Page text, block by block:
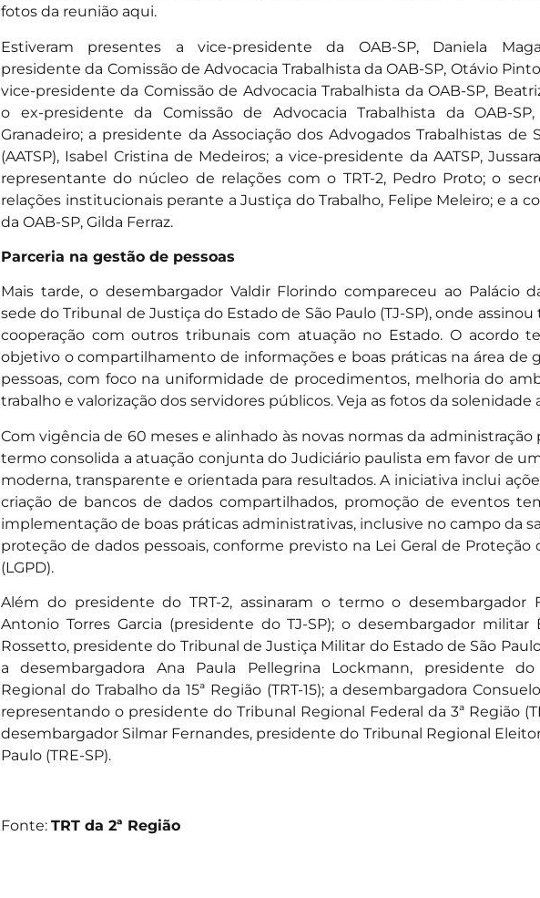
fotos da reunião aqui.
Estiveram presentes a vice-presidente da OAB-SP, Daniela
presidente da Comissão de Advocacia Trabalhista da OAB-SP, Otávio Pinto
vice-presidente da Comissão de Advocacia Trabalhista da OAB-SP,
o ex-presidente da Comissão de Advocacia Trabalhista da OAB-SP,
Granadeiro; a presidente da Associação dos Advogados Trabalhistas de
(AATSP), Isabel Cristina de Medeiros; a vice-presidente da AATSP,
representante do núcleo de relações com o TRT-2, Pedro Proto; o
relações institucionais perante a Justiça do Trabalho, Felipe Meleiro; e a
da OAB-SP, Gilda Ferraz.
Parceria na gestão de pessoas
Mais tarde, o desembargador Valdir Florindo compareceu ao Palácio
sede do Tribunal de Justiça do Estado de São Paulo (TJ-SP), onde
cooperação com outros tribunais com atuação no Estado. O acordo
objetivo o compartilhamento de informações e boas práticas na área de
pessoas, com foco na uniformidade de procedimentos, melhoria do
trabalho e valorização dos servidores públicos. Veja as fotos da solenidade
Com vigência de 60 meses e alinhado às novas normas da administração
termo consolida a atuação conjunta do Judiciário paulista em favor de
moderna, transparente e orientada para resultados. A iniciativa inclui
criação de bancos de dados compartilhados, promoção de eventos
implementação de boas práticas administrativas, inclusive no campo da
proteção de dados pessoais, conforme previsto na Lei Geral de Proteção
(LGPD).
Além do presidente do TRT-2, assinaram o termo o desembargador
Antonio Torres Garcia (presidente do TJ-SP); o desembargador militar
Rossetto, presidente do Tribunal de Justiça Militar do Estado de São Paulo
a desembargadora Ana Paula Pellegrina Lockmann, presidente do
Regional do Trabalho da 15ª Região (TRT-15); a desembargadora
representando o presidente do Tribunal Regional Federal da 3ª Região
desembargador Silmar Fernandes, presidente do Tribunal Regional
Paulo (TRE-SP).
Fonte: TRT da 2ª Região